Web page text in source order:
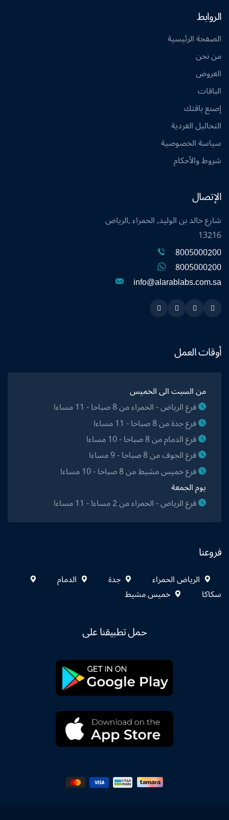
الروابط
الصفحة الرئيسية
من نحن
العروض
الباقات
إصنع باقتك
التحاليل الفردية
سياسة الخصوصية
شروط والأحكام
الإتصال
شارع خالد بن الوليد, الحمراء ,الرياض
13216
8005000200
8005000200
info@alarablabs.com.sa
Snapchat
Twitter
Linkedin
Instagram
أوقات العمل
من السبت الى الخميس
فرع الرياض - الحمراء من 8 صباحا - 11 مساءا
فرع جدة من 8 صباحا - 11 مساءا
فرع الدمام من 8 صباحا - 10 مساءا
فرع الجوف من 8 صباحا - 9 مساءا
فرع خميس مشيط من 8 صباحا - 10 مساءا
يوم الجمعة
فرع الرياض - الحمراء من 2 مساءا - 11 مساءا
فروعنا
الرياض الحمراء جدة
الدمام
سكاكا
خميس مشيط
حمل تطبيقنا على